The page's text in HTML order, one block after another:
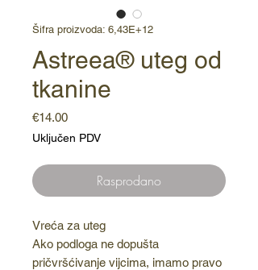
Šifra proizvoda: 6,43E+12
Astreea® uteg od
tkanine
€14.00Cijena
Uključen PDV
Rasprodano
Vreća za uteg
Ako podloga ne dopušta
pričvršćivanje vijcima, imamo pravo